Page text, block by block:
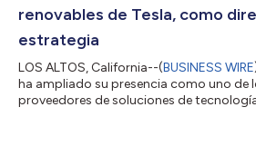
renovables de Tesla, como
estrategia
LOS ALTOS, California--(BUSINESS WIRE
ha ampliado su presencia como uno de
proveedores de soluciones de